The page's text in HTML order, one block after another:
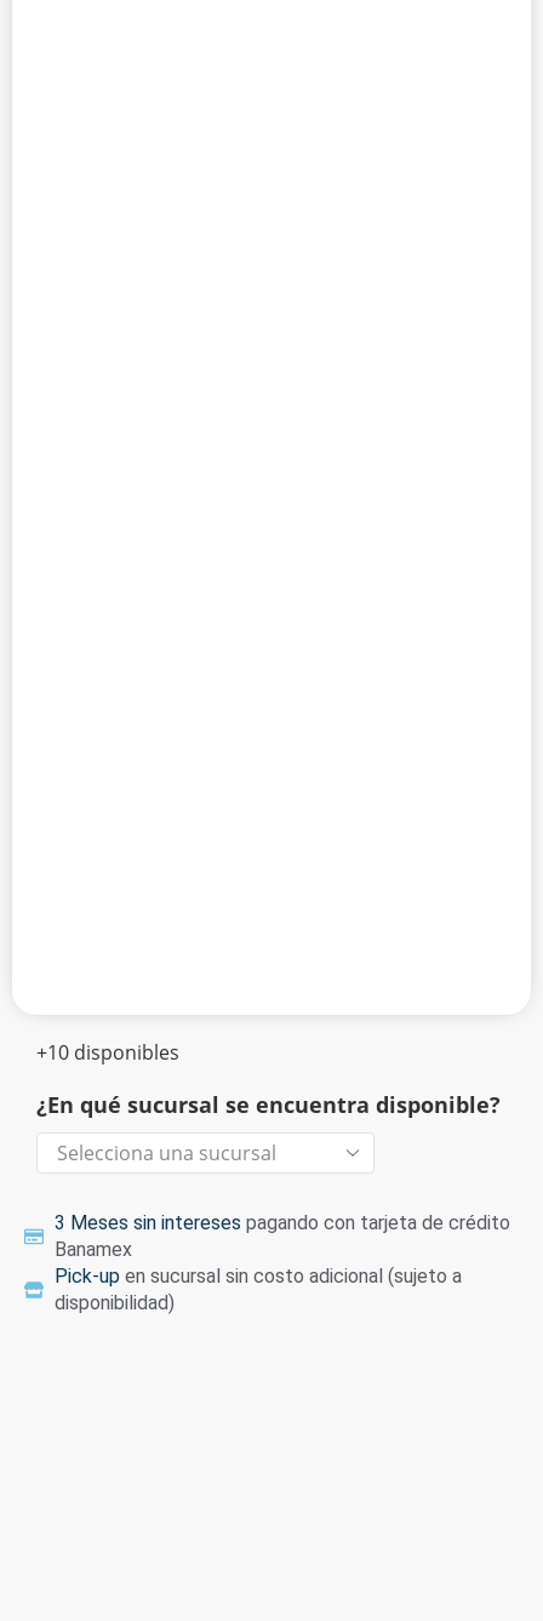
+10 disponibles
¿En qué sucursal se encuentra disponible?
3 Meses sin intereses pagando con tarjeta de crédito
Banamex
Pick-up en sucursal sin costo adicional (sujeto a
disponibilidad)